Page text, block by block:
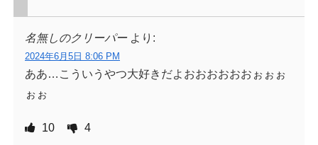
名無しのクリーパー より:
2024年6月5日 8:06 PM
ああ…こういうやつ大好きだよおおおおおおぉぉぉ
ぉぉ
10 4